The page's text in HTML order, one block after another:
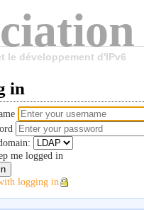
le développement d'IPv6
in
me logged in
logging in